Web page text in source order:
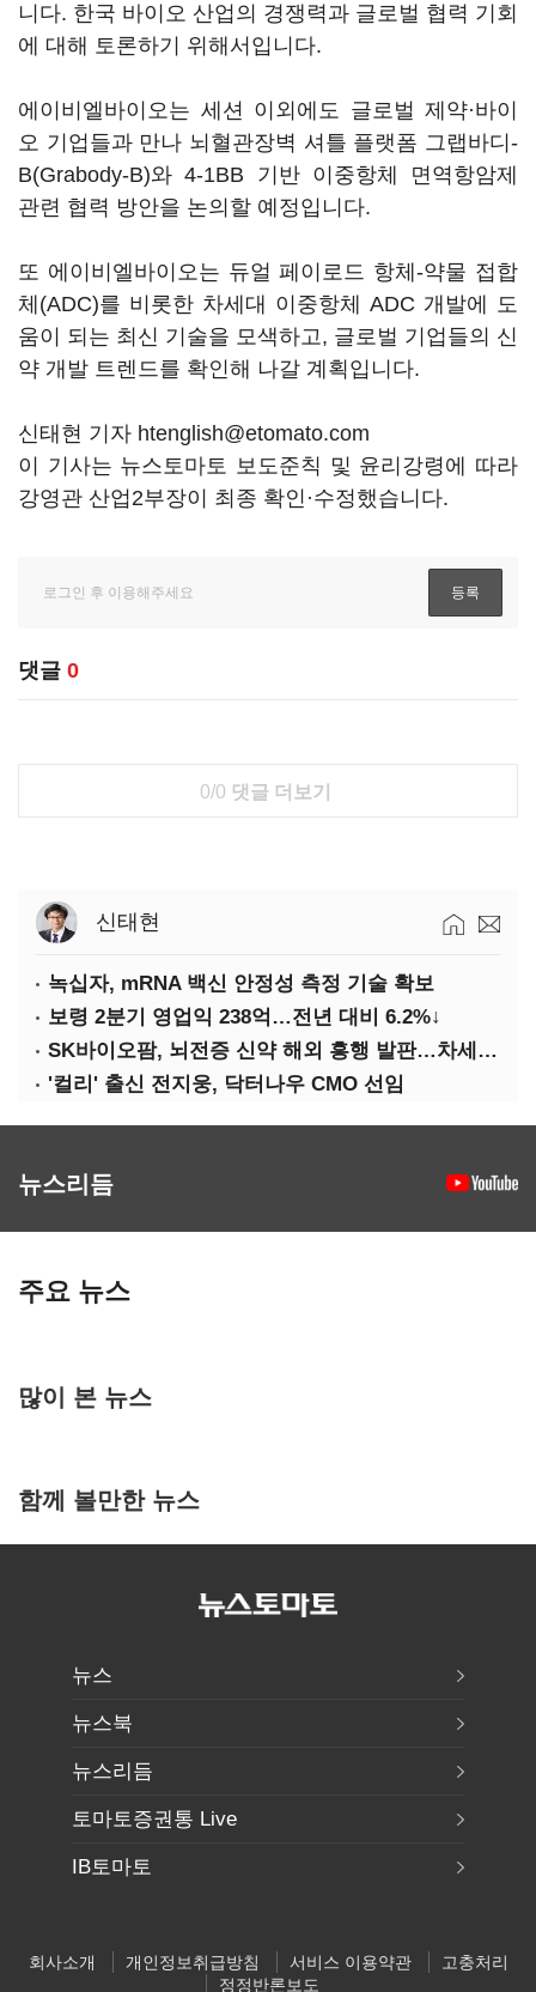
니다. 한국 바이오 산업의 경쟁력과 글로벌 협력 기회
에 대해 토론하기 위해서입니다.
에이비엘바이오는 세션 이외에도 글로벌 제약·바이
오 기업들과 만나 뇌혈관장벽 셔틀 플랫폼 그랩바디-
B(Grabody-B)와 4-1BB 기반 이중항체 면역항암제
관련 협력 방안을 논의할 예정입니다.
또 에이비엘바이오는 듀얼 페이로드 항체-약물 접합
체(ADC)를 비롯한 차세대 이중항체 ADC 개발에 도
움이 되는 최신 기술을 모색하고, 글로벌 기업들의 신
약 개발 트렌드를 확인해 나갈 계획입니다.
신태현 기자 htenglish@etomato.com
이 기사는 뉴스토마토 보도준칙 및 윤리강령에 따라
강영관 산업2부장이 최종 확인·수정했습니다.
댓글 0
0/0 댓글 더보기
신태현
녹십자, mRNA 백신 안정성 측정 기술 확보
보령 2분기 영업익 238억…전년 대비 6.2%↓
SK바이오팜, 뇌전증 신약 해외 흥행 발판…차세대 신약 개발 속도
'컬리' 출신 전지웅, 닥터나우 CMO 선임
뉴스리듬
주요 뉴스
많이 본 뉴스
함께 볼만한 뉴스
뉴스
뉴스북
뉴스리듬
토마토증권통 Live
IB토마토
회사소개 개인정보취급방침 서비스 이용약관
고충처리
정정반론보도